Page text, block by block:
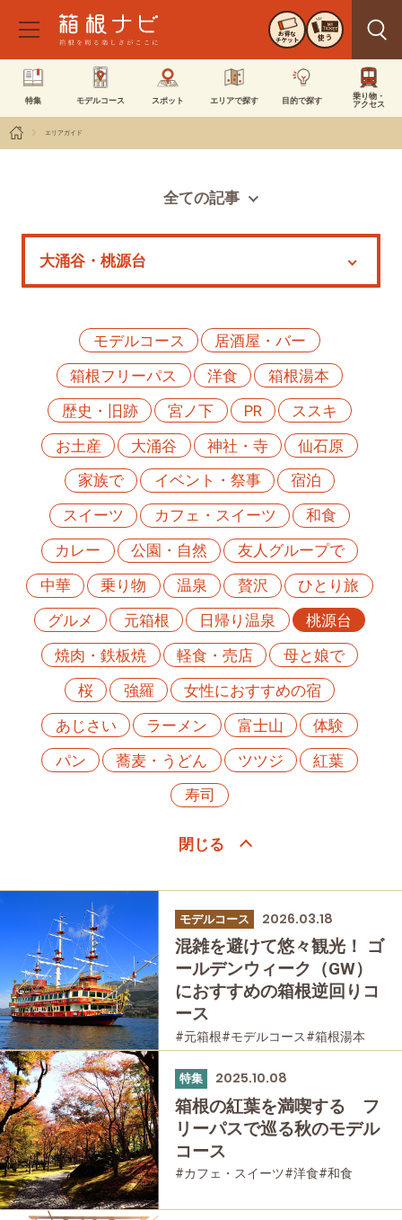
お得な
チケット 使う
特集 モデルコース スポット エリアで探す 目的で探す
乗り物・
アクセス
エリアガイド
全ての記事
特集
モデルコース
居酒屋・バー
箱根フリーパス
洋食
箱根湯本
歴史・旧跡
宮ノ下 PR
ススキ
お土産
大涌谷 神社・寺
仙石原
家族で
イベント・祭事
宿泊
スイーツ
カフェ・スイーツ
和食
カレー
公園・自然
友人グループで
中華
乗り物 温泉 贅沢
ひとり旅
グルメ
元箱根 日帰り温泉
桃源台
焼肉・鉄板焼
軽食・売店
母と娘で
桜
強羅
女性におすすめの宿
あじさい
ラーメン 富士山
体験
パン
蕎麦・うどん ツツジ
紅葉
寿司
モデルコース 2026.03.18
混雑を避けて悠々観光！ ゴ
ールデンウィーク（GW）
におすすめの箱根逆回りコ
ース
#元箱根#モデルコース#箱根湯本
#大涌谷#桃源台#家族で
#友人グループで
特集 2025.10.08
箱根の紅葉を満喫する フ
リーパスで巡る秋のモデル
コース
#カフェ・スイーツ#洋食#和食
#モデルコース#箱根湯本#紅葉